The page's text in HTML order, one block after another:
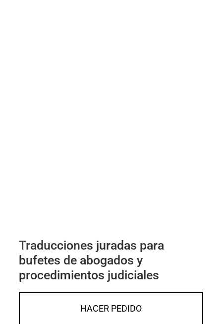
Traducciones juradas para
bufetes de abogados y
procedimientos judiciales
HACER PEDIDO